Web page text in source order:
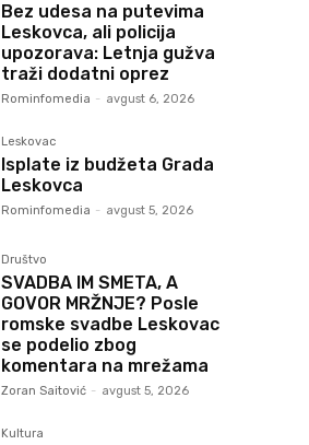
Bez udesa na putevima
Leskovca, ali policija
upozorava: Letnja gužva
traži dodatni oprez
Rominfomedia - avgust 6, 2026
Leskovac
Isplate iz budžeta Grada
Leskovca
Rominfomedia - avgust 5, 2026
Društvo
SVADBA IM SMETA, A
GOVOR MRŽNJE? Posle
romske svadbe Leskovac
se podelio zbog
komentara na mrežama
Zoran Saitović - avgust 5, 2026
Kultura